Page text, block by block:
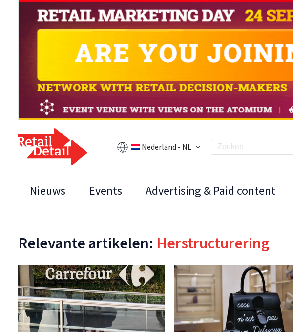
Nederland - NL
Nieuws Events Advertising & Paid content
Relevante artikelen: Herstructurering